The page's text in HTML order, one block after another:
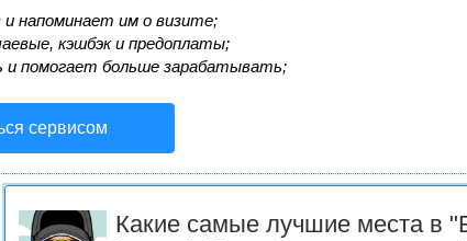
напоминает им о визите;
кэшбэк и предоплаты;
и помогает больше зарабатывать;
сервисом
Какие самые лучшие места в